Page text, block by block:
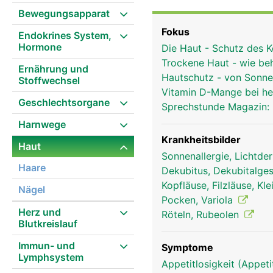
Bewegungsapparat
Endokrines System,
Hormone
Ernährung und
Stoffwechsel
Geschlechtsorgane
Harnwege
Haut
Haare
Nägel
Herz und
Blutkreislauf
Immun- und
Lymphsystem
Wasserverlust und
Schweiss, Weit- bzw.
Schmerz, Druck) und
Haut ist von einem
Schweiss- und
vor dem Austrocknen
wieder abschuppt und
bei tiefer gehenden
ausserdem Pigment
Sonnenbräune
Fasern, die für
Blutgefässe,
Nervenendigungen und
Hautschicht - die
Wärmepolster,
Kollagenfasern aus der
Fokus
Die Haut - Schutz des
Trockene Haut - wie
Hautschutz - von
Vitamin D-Mange bei
Sprechstunde Magazin:
Krankheitsbilder
Sonnenallergie,
Dekubitus,
Kopfläuse, Filzläuse,
Pocken, Variola
Röteln, Rubeolen
Symptome
Appetitlosigkeit